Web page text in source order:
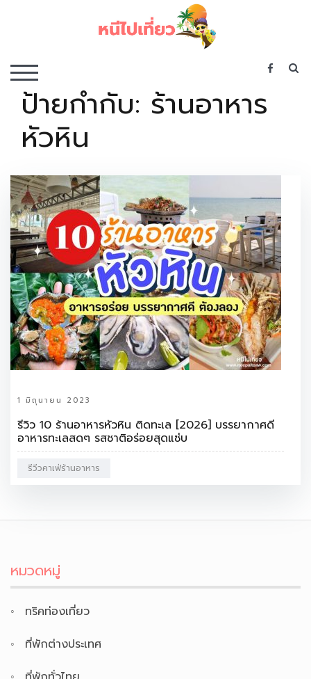
TOGGLE MOBILE MENU
ป้ายกำกับ: ร้านอาหาร
หัวหิน
1 มิถุนายน 2023
รีวิว 10 ร้านอาหารหัวหิน ติดทะเล [2026] บรรยากาศดี
อาหารทะเลสดๆ รสชาติอร่อยสุดแซ่บ
รีวีวคาเฟ่ร้านอาหาร
หมวดหมู่
ทริคท่องเที่ยว
ที่พักต่างประเทศ